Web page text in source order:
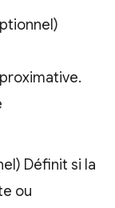
Définit si la
ou